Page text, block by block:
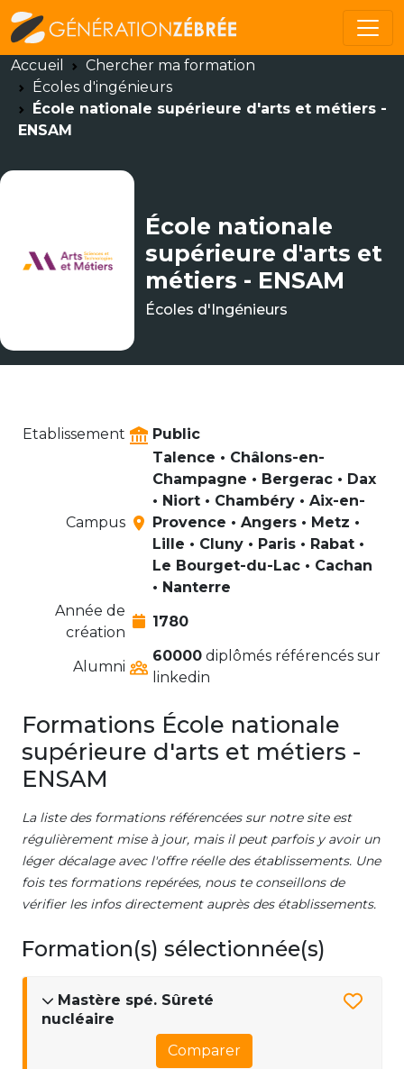
Accueil
Chercher ma formation
Écoles d'ingénieurs
École nationale supérieure d'arts et métiers -
ENSAM
École nationale
supérieure d'arts et
métiers - ENSAM
Écoles d'Ingénieurs
Etablissement Public
Campus
Talence • Châlons-en-
Champagne • Bergerac • Dax
• Niort • Chambéry • Aix-en-
Provence • Angers • Metz •
Lille • Cluny • Paris • Rabat •
Le Bourget-du-Lac • Cachan
• Nanterre
Année de
création
1780
Alumni
60000 diplômés référencés sur
linkedin
Formations École nationale
supérieure d'arts et métiers -
ENSAM
La liste des formations référencées sur notre site est
régulièrement mise à jour, mais il peut parfois y avoir un
léger décalage avec l'offre réelle des établissements. Une
fois tes formations repérées, nous te conseillons de
vérifier les infos directement auprès des établissements.
Formation(s) sélectionnée(s)
Mastère spé. Sûreté
nucléaire
Comparer